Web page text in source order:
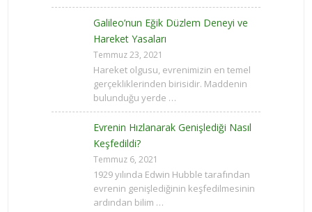
Galileo’nun Eğik Düzlem Deneyi ve
Hareket Yasaları
Temmuz 23, 2021
Hareket olgusu, evrenimizin en temel
gerçekliklerinden birisidir. Maddenin
bulunduğu yerde …
Evrenin Hızlanarak Genişlediği Nasıl
Keşfedildi?
Temmuz 6, 2021
1929 yılında Edwin Hubble tarafından
evrenin genişlediğinin keşfedilmesinin
ardından bilim …